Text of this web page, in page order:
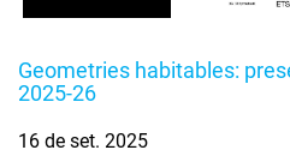
Geometries habitables:
2025-26
16 de set. 2025